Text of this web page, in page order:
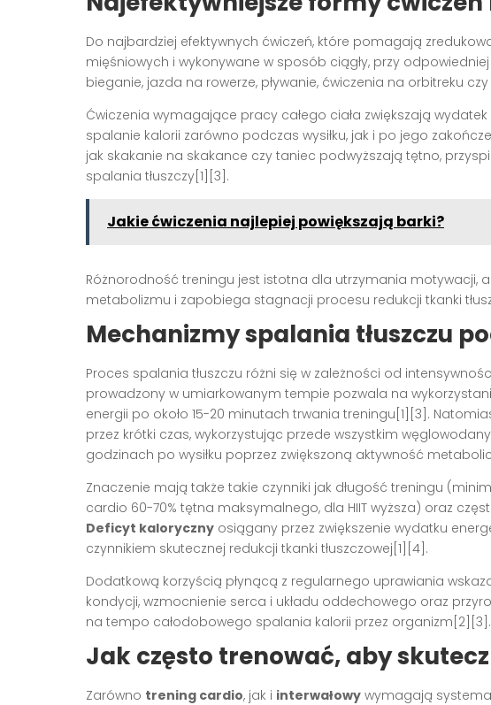
Do najbardziej efektywnych ćwiczeń, które pomagają
mięśniowych i wykonywane w sposób ciągły, przy
bieganie, jazda na rowerze, pływanie, ćwiczenia na orbitreku
Ćwiczenia wymagające pracy całego ciała zwiększają
spalanie kalorii zarówno podczas wysiłku, jak i po jego
jak skakanie na skakance czy taniec podwyższają tętno,
spalania tłuszczy[1][3].
Jakie ćwiczenia najlepiej powiększają barki?
Różnorodność treningu jest istotna dla utrzymania motywacji,
metabolizmu i zapobiega stagnacji procesu redukcji tkanki
Mechanizmy spalania tłuszczu
Proces spalania tłuszczu różni się w zależności od
prowadzony w umiarkowanym tempie pozwala na
energii po około 15-20 minutach trwania treningu[1][3].
przez krótki czas, wykorzystując przede wszystkim
godzinach po wysiłku poprzez zwiększoną aktywność
Znaczenie mają także takie czynniki jak długość treningu
cardio 60-70% tętna maksymalnego, dla HIIT wyższa) oraz
Deficyt kaloryczny osiągany przez zwiększenie wydatku
czynnikiem skutecznej redukcji tkanki tłuszczowej[1][4].
Dodatkową korzyścią płynącą z regularnego uprawiania
kondycji, wzmocnienie serca i układu oddechowego oraz
na tempo całodobowego spalania kalorii przez organizm[2][3].
Jak często trenować, aby
Zarówno trening cardio, jak i interwałowy wymagają